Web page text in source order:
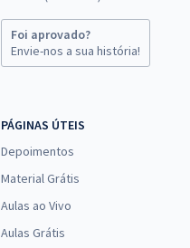
Foi aprovado?
Envie-nos a sua história!
PÁGINAS ÚTEIS
Depoimentos
Material Grátis
Aulas ao Vivo
Aulas Grátis